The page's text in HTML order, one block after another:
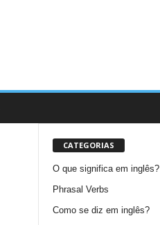
CATEGORIAS
O que significa em inglês?
Phrasal Verbs
Como se diz em inglês?